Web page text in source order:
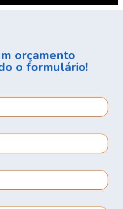
orçamento
o formulário!